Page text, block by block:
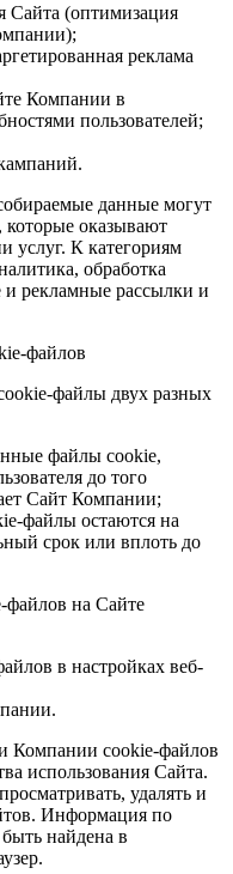
Сайта (оптимизация
реклама
Компании в
пользователей;
данные могут
которые оказывают
услуг. К категориям
обработка
рекламные рассылки и
файлов
файлы двух разных
файлы cookie,
до того
Сайт Компании;
файлы остаются на
срок или вплоть до
файлов на Сайте
в настройках веб-
Компании cookie-файлов
использования Сайта.
удалять и
Информация по
найдена в